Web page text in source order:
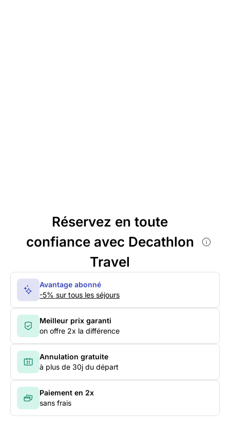
Réservez en toute
confiance avec Decathlon
Travel
Avantage abonné
-5% sur tous les séjours
Meilleur prix garanti
on offre 2x la différence
Annulation gratuite
à plus de 30j du départ
Paiement en 2x
sans frais